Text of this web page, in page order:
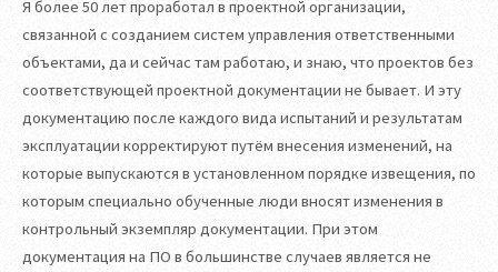
Я более 50 лет проработал в проектной организации,
связанной с созданием систем управления ответственными
объектами, да и сейчас там работаю, и знаю, что проектов без
соответствующей проектной документации не бывает. И эту
документацию после каждого вида испытаний и результатам
эксплуатации корректируют путём внесения изменений, на
которые выпускаются в установленном порядке извещения, по
которым специально обученные люди вносят изменения в
контрольный экземпляр документации. При этом
документация на ПО в большинстве случаев является не